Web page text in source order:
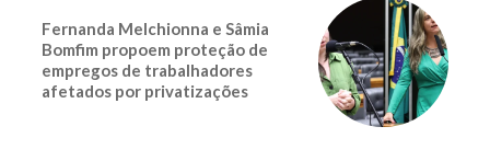
Fernanda Melchionna e Sâmia
Bomfim propoem proteção de
empregos de trabalhadores
afetados por privatizações